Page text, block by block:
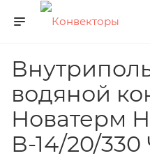
водяной
Новатерм
В-14/20/